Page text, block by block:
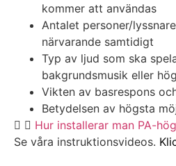
kommer att användas
Antalet personer/
närvarande samtidigt
Typ av ljud som ska
bakgrundsmusik eller
Vikten av basrespons
Betydelsen av högsta
Hur installerar man PA-
Se våra instruktionsvideos.